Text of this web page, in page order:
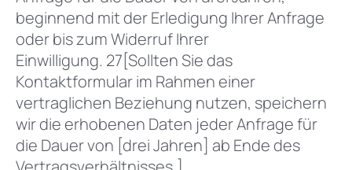
beginnend mit der Erledigung Ihrer Anfrage
oder bis zum Widerruf Ihrer
Einwilligung. 27[Sollten Sie das
Kontaktformular im Rahmen einer
vertraglichen Beziehung nutzen, speichern
wir die erhobenen Daten jeder Anfrage für
die Dauer von [drei Jahren] ab Ende des